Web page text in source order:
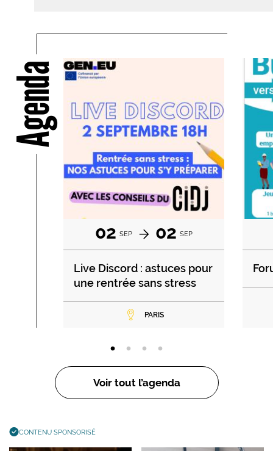
Agenda
02 SEP 02 SEP
Live Discord : astuces pour
une rentrée sans stress
PARIS
Voir tout l’agenda
CONTENU SPONSORISÉ